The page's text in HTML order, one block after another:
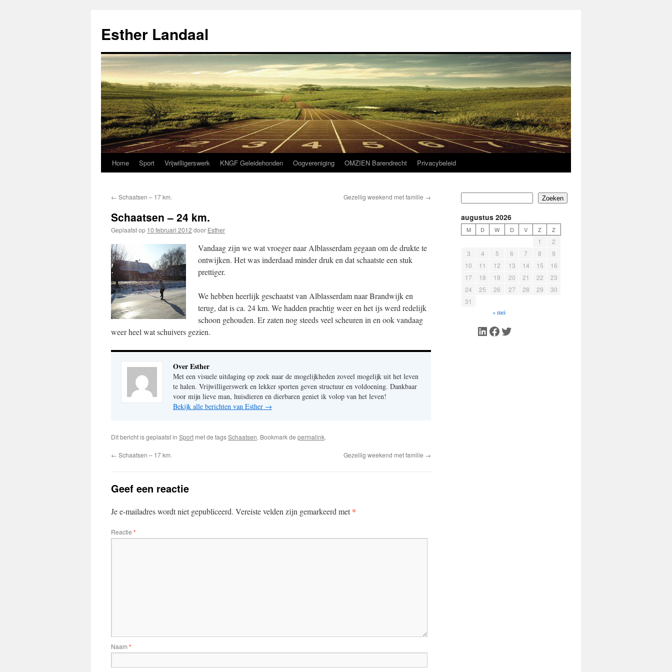
de
inhoud
Esther Landaal
Home Sport Vrijwilligerswerk KNGF Geleidehonden Oogvereniging OMZIEN Barendrecht Privacybeleid
← Schaatsen – 17 km. Gezellig weekend met familie →
Schaatsen – 24 km.
Geplaatst op 10 februari 2012 door Esther
Vandaag zijn we wat vroeger naar Alblasserdam gegaan om de drukte te
ontwijken. Het was inderdaad minder druk en dat schaatste een stuk
prettiger.
We hebben heerlijk geschaatst van Alblasserdam naar Brandwijk en
terug, dat is ca. 24 km. We hadden prachtig weer en het ijs werd redelijk
schoon gehouden. Er zaten nog steeds veel scheuren in en ook vandaag
weer heel wat schuivers gezien.
Over Esther
Met een visuele uitdaging op zoek naar de mogelijkheden zoveel mogelijk uit het leven
te halen. Vrijwilligerswerk en lekker sporten geven structuur en voldoening. Dankbaar
voor mijn lieve man, huisdieren en dierbaren geniet ik volop van het leven!
Bekijk alle berichten van Esther →
Dit bericht is geplaatst in Sport met de tagsSchaatsen. Bookmark de permalink.
← Schaatsen – 17 km. Gezellig weekend met familie →
Geef een reactie
Je e-mailadres wordt niet gepubliceerd. Vereiste velden zijn gemarkeerd met*
Reactie *
Naam *
Zoeken
augustus 2026
M D W D V Z Z
1
2
3
4 5 6 7 8
9
10
11 12 13 14 15
16
17
18 19 20 21 22
23
24
25 26 27 28 29
30
31
« mei
LinkedIn
Facebook
Twitter